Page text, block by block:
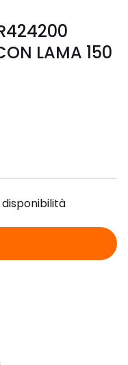
LAMA 150